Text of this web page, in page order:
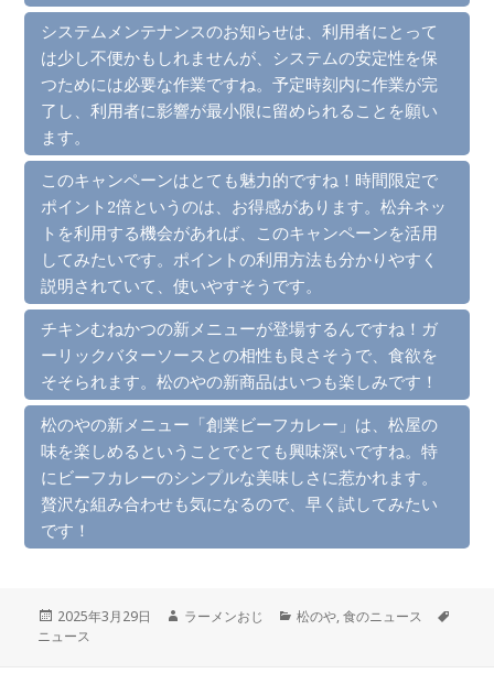
システムメンテナンスのお知らせは、利用者にとって
は少し不便かもしれませんが、システムの安定性を保
つためには必要な作業ですね。予定時刻内に作業が完
了し、利用者に影響が最小限に留められることを願い
ます。
このキャンペーンはとても魅力的ですね！時間限定で
ポイント2倍というのは、お得感があります。松弁ネッ
トを利用する機会があれば、このキャンペーンを活用
してみたいです。ポイントの利用方法も分かりやすく
説明されていて、使いやすそうです。
チキンむねかつの新メニューが登場するんですね！ガ
ーリックバターソースとの相性も良さそうで、食欲を
そそられます。松のやの新商品はいつも楽しみです！
松のやの新メニュー「創業ビーフカレー」は、松屋の
味を楽しめるということでとても興味深いですね。特
にビーフカレーのシンプルな美味しさに惹かれます。
贅沢な組み合わせも気になるので、早く試してみたい
です！
投
稿
2025年3月29日
作
ラーメンおじ
カ
松のや,食のニュース
ニュース